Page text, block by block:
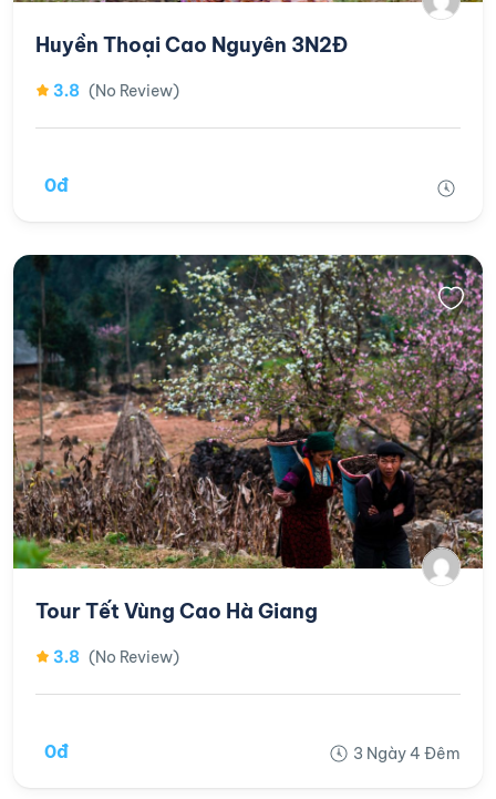
Huyền Thoại Cao Nguyên 3N2Đ
3.8 (No Review)
0đ
Tour Tết Vùng Cao Hà Giang
3.8 (No Review)
0đ 3 Ngày 4 Đêm